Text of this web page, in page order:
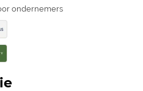
ondernemers